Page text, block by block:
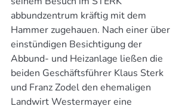
abbundzentrum kräftig mit dem
Hammer zugehauen. Nach einer über
einstündigen Besichtigung der
Abbund- und Heizanlage ließen die
beiden Geschäftsführer Klaus Sterk
und Franz Zodel den ehemaligen
Landwirt Westermayer eine